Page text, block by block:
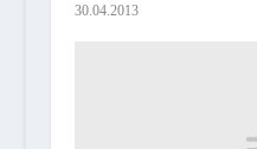
30.04.2013